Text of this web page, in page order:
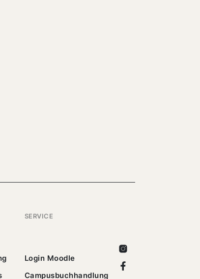
SERVICE
Login Moodle
Campusbuchhandlung
Instagram
Facebook